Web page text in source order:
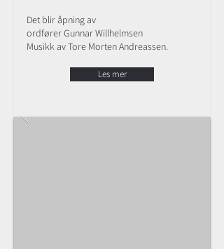
Det blir åpning av
ordfører Gunnar Willhelmsen
Musikk av Tore Morten Andreassen.
Les mer